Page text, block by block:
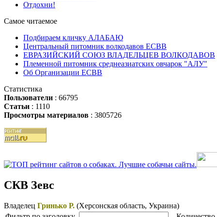
Отдохни!
Самое читаемое
Подбираем кличку АЛАБАЮ
Центральный питомник волкодавов ЕСВВ
ЕВРАЗИЙСКИЙ СОЮЗ ВЛАДЕЛЬЦЕВ ВОЛКОДАВОВ
Племенной питомник среднеазиатских овчарок "АЛУ"
Об Организации ЕСВВ
Статистика
Пользователи : 66795
Статьи : 1110
Просмотры материалов : 3805726
СКВ Зевс
Владелец Гринько Р. (Херсонская область, Украина)